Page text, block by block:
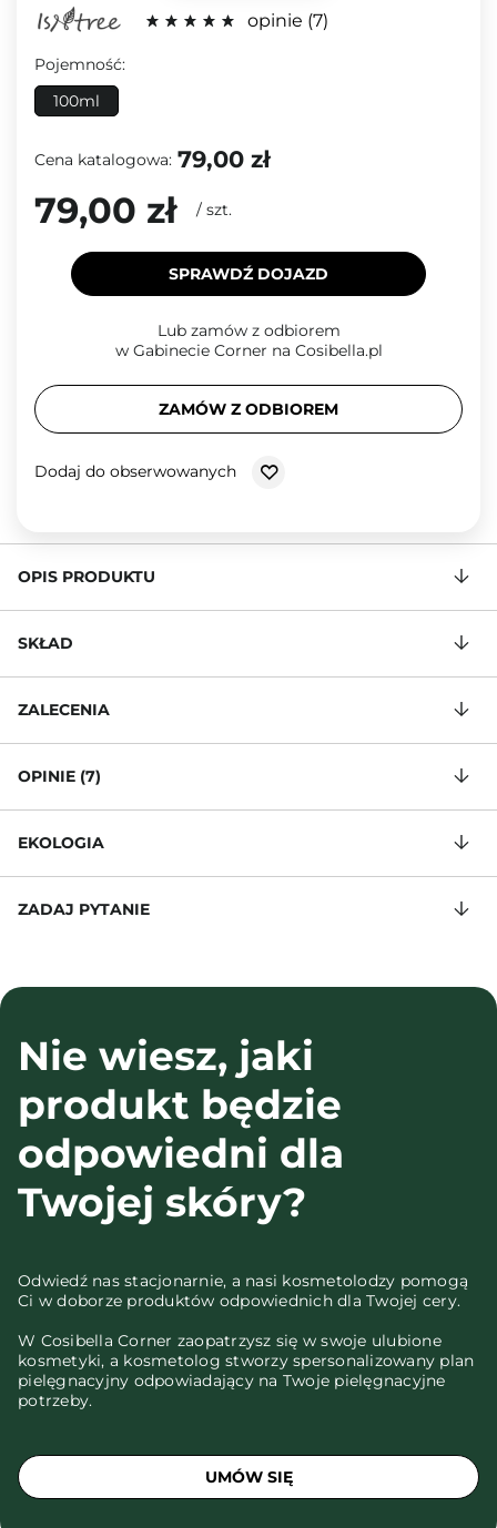
opinie 7
Pojemność:
100ml
Cena katalogowa: 79,00 zł
79,00 zł / szt.
SPRAWDŹ DOJAZD
Lub zamów z odbiorem
w Gabinecie Corner na Cosibella.pl
ZAMÓW Z ODBIOREM
Dodaj do obserwowanych
OPIS PRODUKTU
SKŁAD
ZALECENIA
OPINIE (7)
EKOLOGIA
ZADAJ PYTANIE
Nie wiesz, jaki
produkt będzie
odpowiedni dla
Twojej skóry?
Odwiedź nas stacjonarnie, a nasi kosmetolodzy pomogą
Ci w doborze produktów odpowiednich dla Twojej cery.
W Cosibella Corner zaopatrzysz się w swoje ulubione
kosmetyki, a kosmetolog stworzy spersonalizowany plan
pielęgnacyjny odpowiadający na Twoje pielęgnacyjne
potrzeby.
UMÓW SIĘ